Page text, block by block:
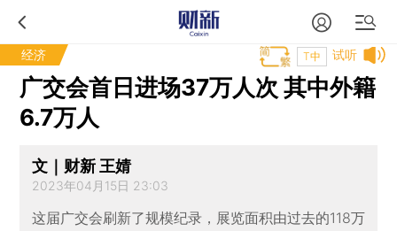
经济 试听
T中
广交会首日进场37万人次 其中外籍
6.7万人
文｜财新 王婧
2023年04月15日 23:03
这届广交会刷新了规模纪录，展览面积由过去的118万